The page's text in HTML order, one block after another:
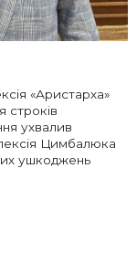
«Аристарха»
строків
ухвалив
Цимбалюка
ушкоджень